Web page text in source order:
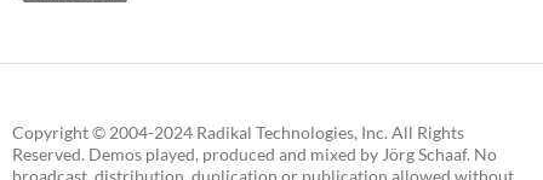
Copyright © 2004-2024 Radikal Technologies, Inc. All Rights
Reserved. Demos played, produced and mixed by Jörg Schaaf. No